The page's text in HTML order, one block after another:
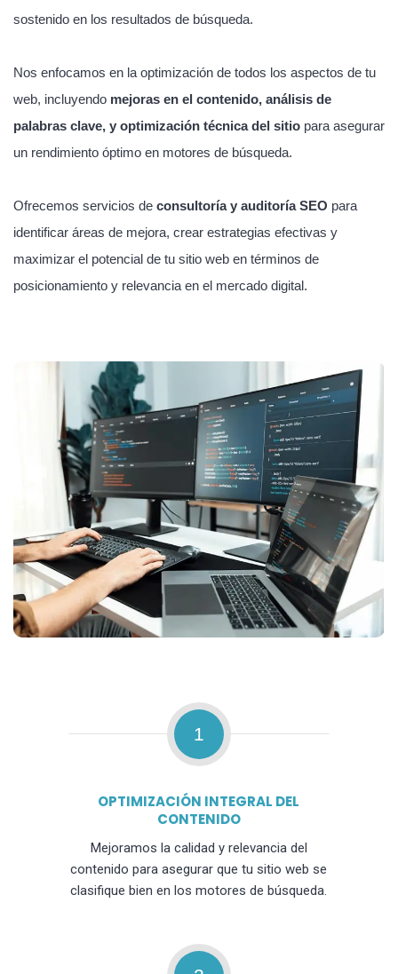
sostenido en los resultados de búsqueda.
Nos enfocamos en la optimización de todos los aspectos de tu
web, incluyendo mejoras en el contenido, análisis de
palabras clave, y optimización técnica del sitio para asegurar
un rendimiento óptimo en motores de búsqueda.
Ofrecemos servicios de consultoría y auditoría SEO para
identificar áreas de mejora, crear estrategias efectivas y
maximizar el potencial de tu sitio web en términos de
posicionamiento y relevancia en el mercado digital.
1
OPTIMIZACIÓN INTEGRAL DEL
CONTENIDO
Mejoramos la calidad y relevancia del
contenido para asegurar que tu sitio web se
clasifique bien en los motores de búsqueda.